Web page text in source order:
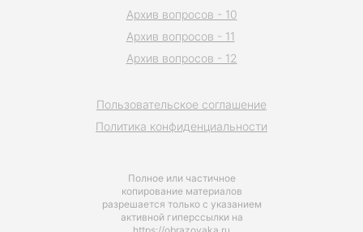
Полное или частичное
копирование материалов
разрешается только с указанием
активной гиперссылки на
Пользовательское соглашение
Политика конфиденциальности
Архив вопросов - 10
Архив вопросов - 11
Архив вопросов - 12